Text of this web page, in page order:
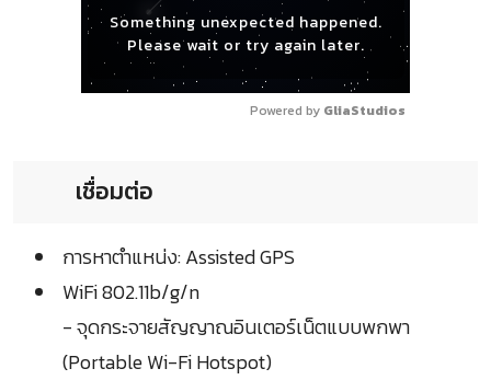
Something unexpected happened.
Please wait or try again later.
Powered by GliaStudios
เชื่อมต่อ
การหาตำแหน่ง: Assisted GPS
WiFi 802.11b/g/n
- จุดกระจายสัญญาณอินเตอร์เน็ตแบบพกพา
(Portable Wi-Fi Hotspot)